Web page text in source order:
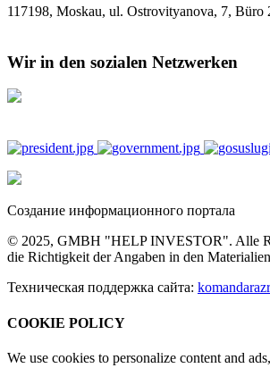
117198, Moskau, ul. Ostrovityanova, 7, Büro
Wir in den sozialen Netzwerken
Создание информационного портала
© 2025, GMBH "HELP INVESTOR". Alle
die Richtigkeit der Angaben in den
Техническая поддержка сайта:
COOKIE POLICY
We use cookies to personalize content and